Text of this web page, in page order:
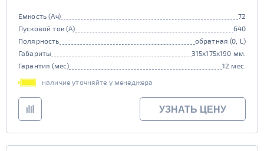
Емкость (Ач)
72
Пусковой ток (А)
640
Полярность
обратная (0, L)
Габариты
315x175x190 мм.
Гарантия (мес)
12 мес.
наличие уточняйте у менеджера
УЗНАТЬ ЦЕНУ